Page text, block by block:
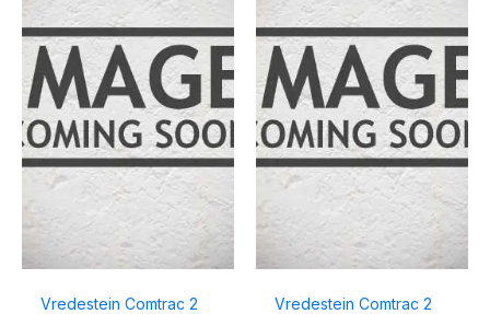
Vredestein Comtrac 2
Vredestein Comtrac 2